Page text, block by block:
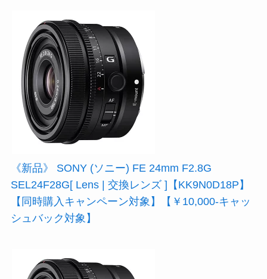
《新品》 SONY (ソニー) FE 24mm F2.8G
SEL24F28G[ Lens | 交換レンズ ]【KK9N0D18P】
【同時購入キャンペーン対象】【￥10,000-キャッ
シュバック対象】